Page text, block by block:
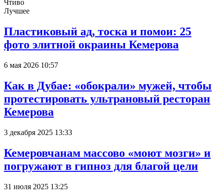
Чтиво
Лучшее
Пластиковый ад, тоска и помои: 25
фото элитной окраины Кемерова
6 мая 2026 10:57
Как в Дубае: «обокрали» мужей, чтобы
протестировать ультрановый ресторан
Кемерова
3 декабря 2025 13:33
Кемеровчанам массово «моют мозги» и
погружают в гипноз для благой цели
31 июля 2025 13:25